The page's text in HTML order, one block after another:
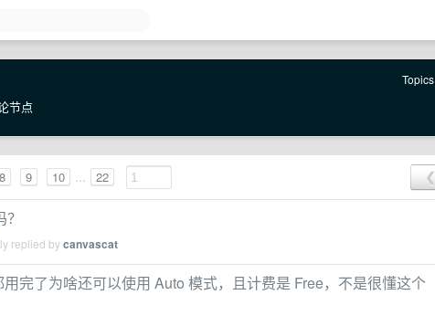
Topics
节点
8 9 10 ... 22 ❮
replied bycanvascat
完了为啥还可以使用 Auto 模式，且计费是 Free，不是很懂这个